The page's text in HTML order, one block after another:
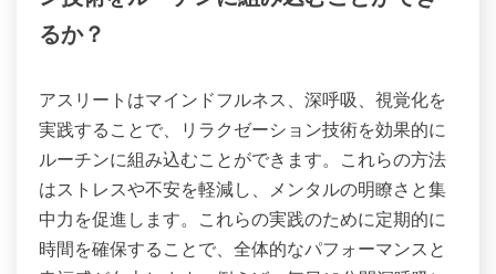
ルヘルスを改善することができます。さらに、身体
活動はアスリートにとって生産的な出口となり、競
す。
アスリートはどのようにリラクゼーショ
ン技術をルーチンに組み込むことができ
るか？